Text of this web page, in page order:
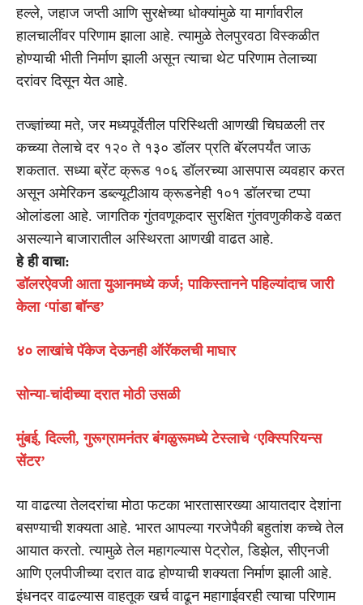
हल्ले, जहाज जप्ती आणि सुरक्षेच्या धोक्यांमुळे या मार्गावरील
हालचालींवर परिणाम झाला आहे. त्यामुळे तेलपुरवठा विस्कळीत
होण्याची भीती निर्माण झाली असून त्याचा थेट परिणाम तेलाच्या
दरांवर दिसून येत आहे.
तज्ज्ञांच्या मते, जर मध्यपूर्वेतील परिस्थिती आणखी चिघळली तर
कच्च्या तेलाचे दर १२० ते १३० डॉलर प्रति बॅरलपर्यंत जाऊ
शकतात. सध्या ब्रेंट क्रूड १०६ डॉलरच्या आसपास व्यवहार करत
असून अमेरिकन डब्ल्यूटीआय क्रूडनेही १०१ डॉलरचा टप्पा
ओलांडला आहे. जागतिक गुंतवणूकदार सुरक्षित गुंतवणुकीकडे वळत
असल्याने बाजारातील अस्थिरता आणखी वाढत आहे.
हे ही वाचा:
डॉलरऐवजी आता युआनमध्ये कर्ज; पाकिस्तानने पहिल्यांदाच जारी
केला ‘पांडा बॉन्ड’
४० लाखांचे पॅकेज देऊनही ऑरॅकलची माघार
सोन्या-चांदीच्या दरात मोठी उसळी
मुंबई, दिल्ली, गुरूग्रामनंतर बंगळुरूमध्ये टेस्लाचे ‘एक्स्पिरियन्स
सेंटर’
या वाढत्या तेलदरांचा मोठा फटका भारतासारख्या आयातदार देशांना
बसण्याची शक्यता आहे. भारत आपल्या गरजेपैकी बहुतांश कच्चे तेल
आयात करतो. त्यामुळे तेल महागल्यास पेट्रोल, डिझेल, सीएनजी
आणि एलपीजीच्या दरात वाढ होण्याची शक्यता निर्माण झाली आहे.
इंधनदर वाढल्यास वाहतूक खर्च वाढून महागाईवरही त्याचा परिणाम